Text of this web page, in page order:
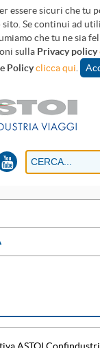
essere sicuri che tu
Se continui ad
che tu ne sia
sulla Privacy policy
Policyclicca qui